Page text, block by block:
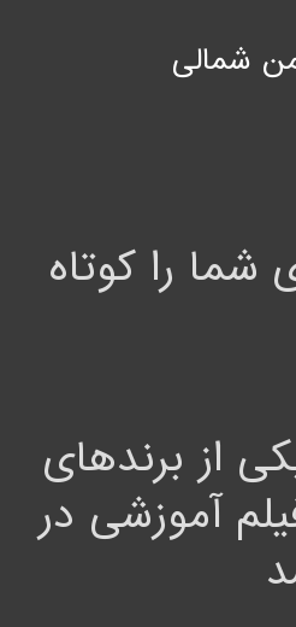
شما را کوتاه
از برندهای
آموزشی در